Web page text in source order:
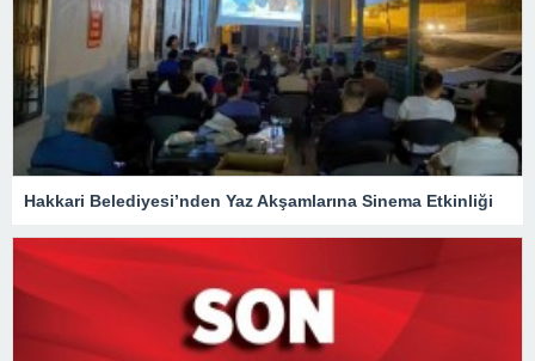
Hakkari Belediyesi’nden Yaz Akşamlarına Sinema Etkinliği